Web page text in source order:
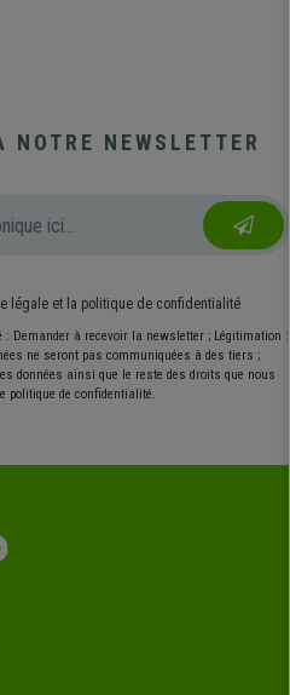
NEWSLETTER
légale et la politique de confidentialité
: Demander à recevoir la newsletter ; Légitimation :
ne seront pas communiquées à des tiers ;
données ainsi que le reste des droits que nous
politique de confidentialité.